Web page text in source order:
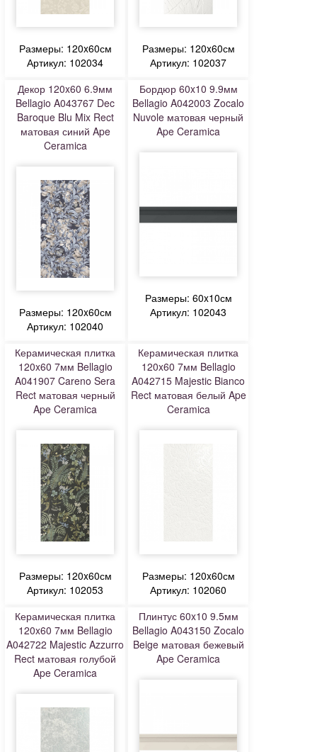
Размеры: 120x60см
Артикул: 102034
Размеры: 120x60см
Артикул: 102037
Декор 120x60 6.9мм
Bellagio A043767 Dec
Baroque Blu Mix Rect
матовая синий Ape
Ceramica
Размеры: 120x60см
Артикул: 102040
Бордюр 60x10 9.9мм
Bellagio A042003 Zocalo
Nuvole матовая черный
Ape Ceramica
Размеры: 60x10см
Артикул: 102043
Керамическая плитка
120x60 7мм Bellagio
A041907 Careno Sera
Rect матовая черный
Ape Ceramica
Размеры: 120x60см
Артикул: 102053
Керамическая плитка
120x60 7мм Bellagio
A042715 Majestic Bianco
Rect матовая белый Ape
Ceramica
Размеры: 120x60см
Артикул: 102060
Керамическая плитка
120x60 7мм Bellagio
A042722 Majestic Azzurro
Rect матовая голубой
Ape Ceramica
Плинтус 60x10 9.5мм
Bellagio A043150 Zocalo
Beige матовая бежевый
Ape Ceramica